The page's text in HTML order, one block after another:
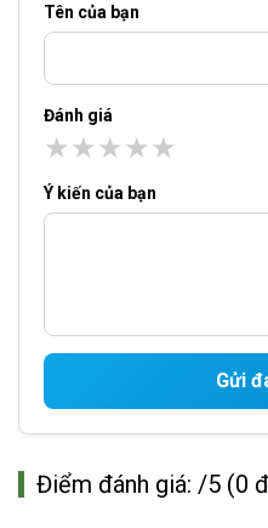
Tên của bạn
Đánh giá
★★★★★
Ý kiến của bạn
Gửi
Điểm đánh giá: /5 (0